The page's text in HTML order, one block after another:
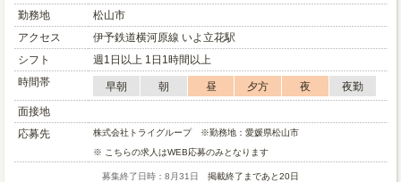
勤務地
松山市
アクセス
伊予鉄道横河原線 いよ立花駅
シフト
週1日以上 1日1時間以上
時間帯
早朝 朝 昼 夕方 夜
夜勤
面接地
応募先
株式会社トライグループ ※勤務地：愛媛県松山市
※ こちらの求人はWEB応募のみとなります
募集終了日時：8月31日 掲載終了まであと20日